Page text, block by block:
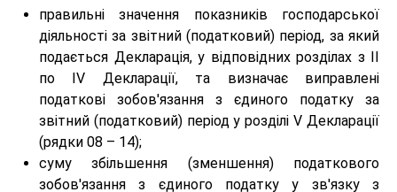
правильні значення показників господарської
діяльності за звітний (податковий) період, за який
подається Декларація, у відповідних розділах з ІІ
по ІV Декларації, та визначає виправлені
податкові зобов'язання з єдиного податку за
звітний (податковий) період у розділі V Декларації
(рядки 08 – 14);
суму збільшення (зменшення) податкового
зобов'язання з єдиного податку у зв'язку з